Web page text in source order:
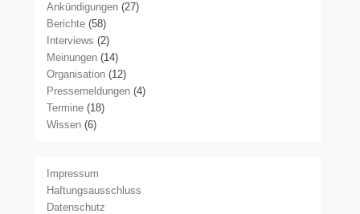
Ankündigungen (27)
Berichte (58)
Interviews (2)
Meinungen (14)
Organisation (12)
Pressemeldungen (4)
Termine (18)
Wissen (6)
Impressum
Haftungsausschluss
Datenschutz